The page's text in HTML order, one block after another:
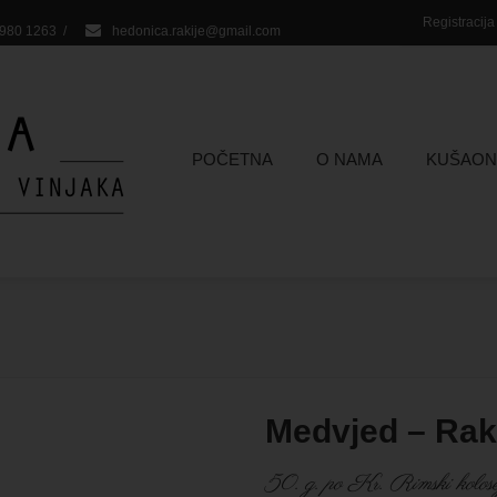
1263 / hedonica.rakije@gmail.com
POČETNA O NAMA
Medvjed –
50. g. po Kr. Rimski